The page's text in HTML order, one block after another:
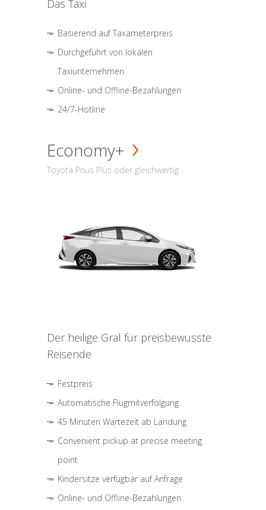
Das Taxi
Basierend auf Taxameterpreis
Durchgeführt von lokalen
Taxiunternehmen
Online- und Offline-Bezahlungen
24/7-Hotline
Economy+
Toyota Prius Plus oder gleichwertig
Der heilige Gral für preisbewusste
Reisende
Festpreis
Automatische Flugmitverfolgung
45 Minuten Wartezeit ab Landung
Convenient pickup at precise meeting
point
Kindersitze verfügbar auf Anfrage
Online- und Offline-Bezahlungen